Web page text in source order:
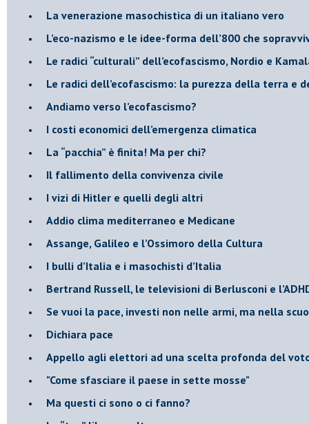
​La venerazione masochistica di un italiano vero
​L’eco-nazismo e le idee-forma dell’800 che
​Le radici “culturali” dell’ecofascismo, Nordio e
Le radici dell’ecofascismo: la purezza della terra e
Andiamo verso l’ecofascismo?
I costi economici dell’emergenza climatica
​La “pacchia” è finita! Ma per chi?
​Il fallimento della convivenza civile
​I vizi di Hitler e quelli degli altri
Addio clima mediterraneo e Medicane
​Assange, Galileo e l’Ossimoro della Cultura
​I bulli d’Italia e i masochisti d’Italia
​Bertrand Russell, le televisioni di Berlusconi e
​Se vuoi la pace, investi non nelle armi, ma nella
​Dichiara pace
​Appello agli elettori ad una scelta profonda del
"Come sfasciare il paese in sette mosse"
​Ma questi ci sono o ci fanno?